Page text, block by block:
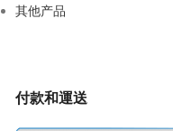
其他产品
付款和運送